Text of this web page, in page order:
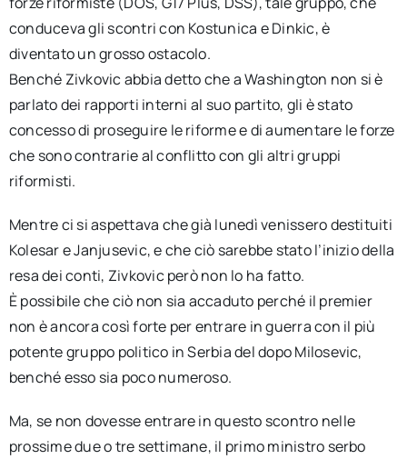
conduceva gli scontri con Kostunica e Dinkic, è
diventato un grosso ostacolo.
Benché Zivkovic abbia detto che a Washington non si è
parlato dei rapporti interni al suo partito, gli è stato
concesso di proseguire le riforme e di aumentare le forze
che sono contrarie al conflitto con gli altri gruppi
riformisti.
Mentre ci si aspettava che già lunedì venissero destituiti
Kolesar e Janjusevic, e che ciò sarebbe stato l’inizio della
resa dei conti, Zivkovic però non lo ha fatto.
È possibile che ciò non sia accaduto perché il premier
non è ancora così forte per entrare in guerra con il più
potente gruppo politico in Serbia del dopo Milosevic,
benché esso sia poco numeroso.
Ma, se non dovesse entrare in questo scontro nelle
prossime due o tre settimane, il primo ministro serbo